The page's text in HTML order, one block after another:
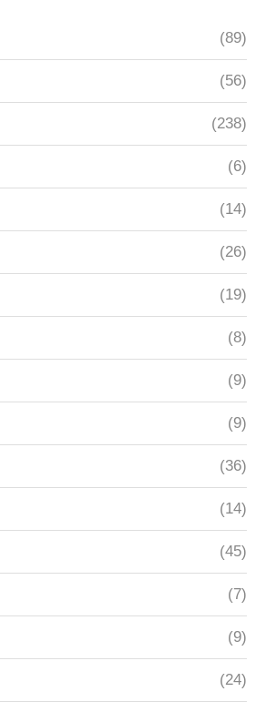
(89)
(56)
(238)
(6)
(14)
(26)
(19)
(8)
(9)
(9)
(36)
(14)
(45)
(7)
(9)
(24)